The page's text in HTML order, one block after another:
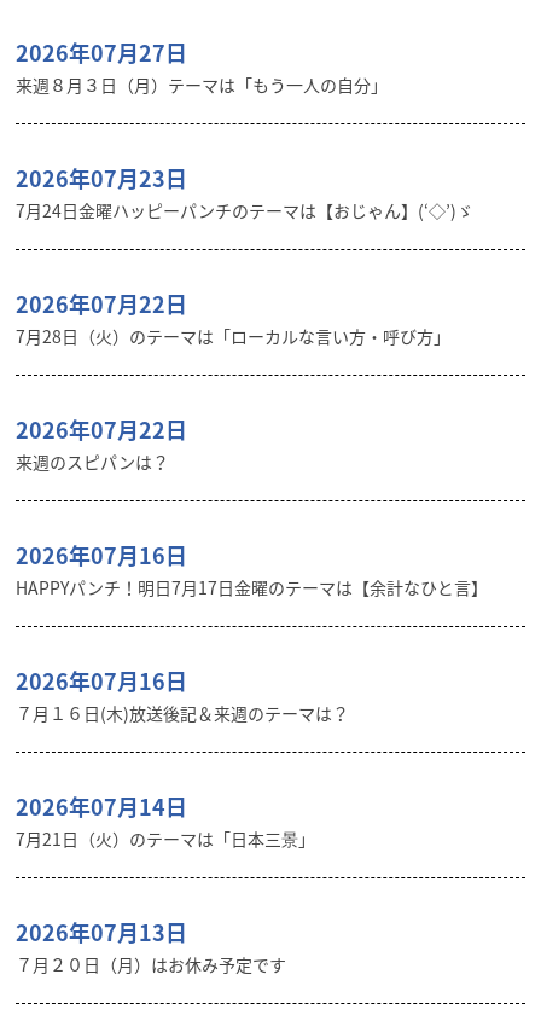
2026年07月27日
来週８月３日（月）テーマは「もう一人の自分」
2026年07月23日
7月24日金曜ハッピーパンチのテーマは【おじゃん】(‘◇’)ゞ
2026年07月22日
7月28日（火）のテーマは「ローカルな言い方・呼び方」
2026年07月22日
来週のスピパンは？
2026年07月16日
HAPPYパンチ！明日7月17日金曜のテーマは【余計なひと言】
2026年07月16日
７月１６日(木)放送後記＆来週のテーマは？
2026年07月14日
7月21日（火）のテーマは「日本三景」
2026年07月13日
７月２０日（月）はお休み予定です